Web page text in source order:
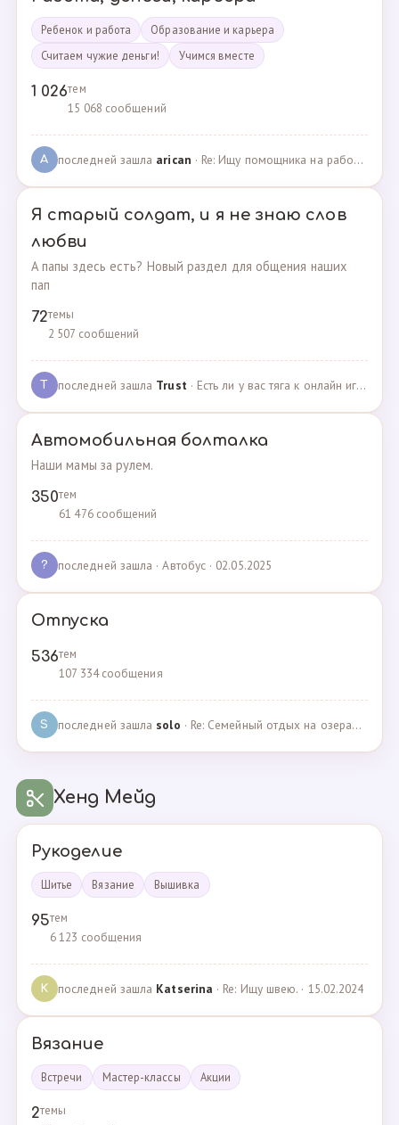
Ребенок и работа
Образование и карьера
Считаем чужие деньги!
Учимся вместе
1 026тем
15 068 сообщений
A последней зашла arican · Re: Ищу помощника на работе · 14.01.2025
Я старый солдат, и я не знаю слов
любви
А папы здесь есть? Новый раздел для общения наших
пап
72темы
2 507 сообщений
T последней зашла Trust · Есть ли у вас тяга к онлайн играм? · 02.05.2025
Автомобильная болталка
Наши мамы за рулем.
350тем
61 476 сообщений
? последней зашла · Автобус · 02.05.2025
Отпуска
536тем
107 334 сообщения
S последней зашла solo · Re: Семейный отдых на озерах Челябинской области. П… · 04.05.2025
Хенд Мейд
Рукоделие
Шитье Вязание Вышивка
95тем
6 123 сообщения
K последней зашла Katserina · Re: Ищу швею. · 15.02.2024
Вязание
Встречи Мастер-классы Акции
2темы